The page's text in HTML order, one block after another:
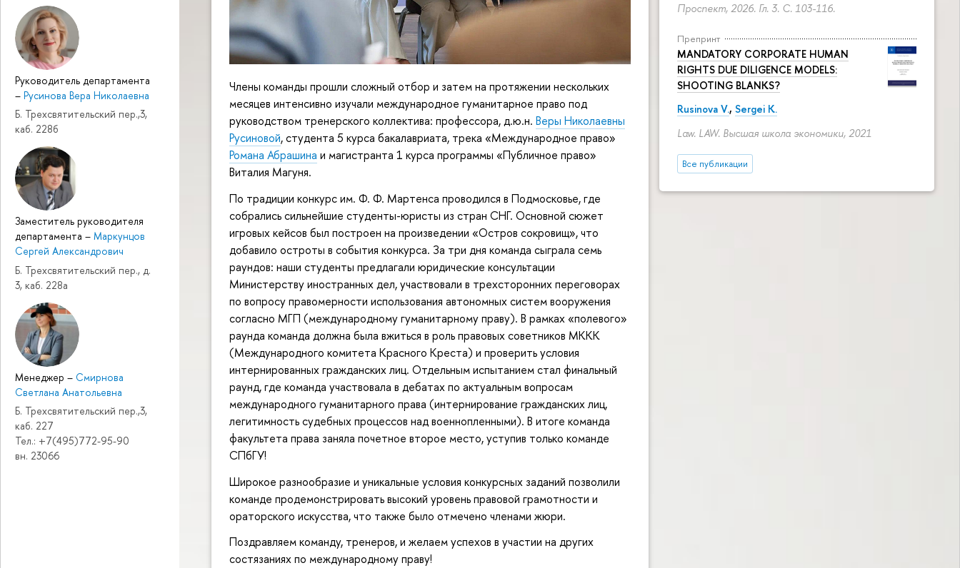
Руководитель департамента
– Русинова Вера Николаевна
Б. Трехсвятительский пер.,3,
каб. 228б
Заместитель руководителя
департамента – Маркунцов
Сергей Александрович
Б. Трехсвятительский пер., д.
3, каб. 228а
Менеджер – Смирнова
Светлана Анатольевна
Б. Трехсвятительский пер.,3,
каб. 227
Тел.: +7(495)772-95-90
вн. 23066
Проспект, 2026. Гл. 3. С. 103-116.
Препринт
MANDATORY CORPORATE HUMAN
RIGHTS DUE DILIGENCE MODELS:
SHOOTING BLANKS?
Rusinova V., Sergei K.
Law. LAW. Высшая школа экономики, 2021
Все публикации
Члены команды прошли сложный отбор и затем на протяжении нескольких
месяцев интенсивно изучали международное гуманитарное право под
руководством тренерского коллектива: профессора, д.ю.н. Веры Николаевны
Русиновой, студента 5 курса бакалавриата, трека «Международное право»
Романа Абрашина и магистранта 1 курса программы «Публичное право»
Виталия Магуня.
По традиции конкурс им. Ф. Ф. Мартенса проводился в Подмосковье, где
собрались сильнейшие студенты-юристы из стран СНГ. Основной сюжет
игровых кейсов был построен на произведении «Остров сокровищ», что
добавило остроты в события конкурса. За три дня команда сыграла семь
раундов: наши студенты предлагали юридические консультации
Министерству иностранных дел, участвовали в трехсторонних переговорах
по вопросу правомерности использования автономных систем вооружения
согласно МГП (международному гуманитарному праву). В рамках «полевого»
раунда команда должна была вжиться в роль правовых советников МККК
(Международного комитета Красного Креста) и проверить условия
интернированных гражданских лиц. Отдельным испытанием стал финальный
раунд, где команда участвовала в дебатах по актуальным вопросам
международного гуманитарного права (интернирование гражданских лиц,
легитимность судебных процессов над военнопленными). В итоге команда
факультета права заняла почетное второе место, уступив только команде
СПбГУ!
Широкое разнообразие и уникальные условия конкурсных заданий позволили
команде продемонстрировать высокий уровень правовой грамотности и
ораторского искусства, что также было отмечено членами жюри.
Поздравляем команду, тренеров, и желаем успехов в участии на других
состязаниях по международному праву!